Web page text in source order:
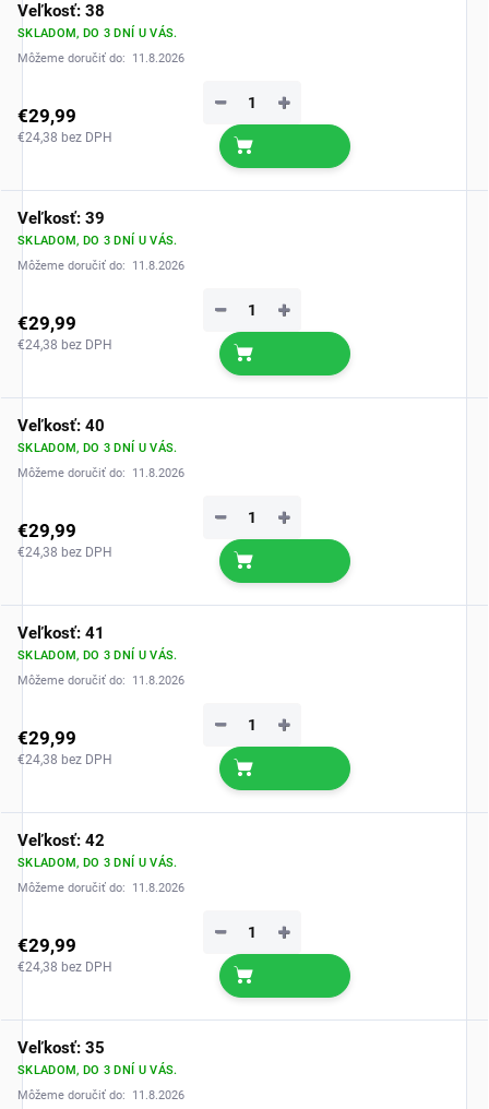
Veľkosť: 38
SKLADOM, DO 3 DNÍ U VÁS.
Môžeme doručiť do:
11.8.2026
€29,99
€24,38 bez DPH
+
−
Veľkosť: 39
SKLADOM, DO 3 DNÍ U VÁS.
Môžeme doručiť do:
11.8.2026
€29,99
€24,38 bez DPH
+
−
Veľkosť: 40
SKLADOM, DO 3 DNÍ U VÁS.
Môžeme doručiť do:
11.8.2026
€29,99
€24,38 bez DPH
+
−
Veľkosť: 41
SKLADOM, DO 3 DNÍ U VÁS.
Môžeme doručiť do:
11.8.2026
€29,99
€24,38 bez DPH
+
−
Veľkosť: 42
SKLADOM, DO 3 DNÍ U VÁS.
Môžeme doručiť do:
11.8.2026
€29,99
€24,38 bez DPH
+
−
Veľkosť: 35
SKLADOM, DO 3 DNÍ U VÁS.
Môžeme doručiť do:
11.8.2026